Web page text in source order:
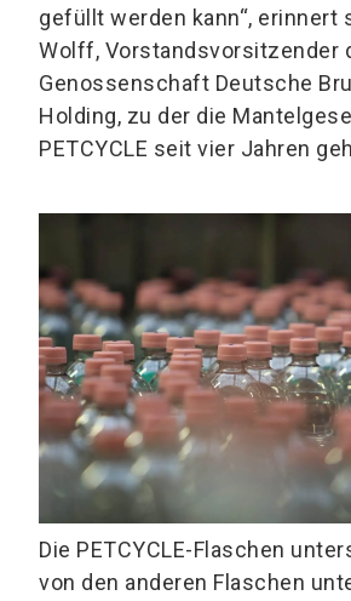
gefüllt werden kann“, erinnert
Wolff, Vorstandsvorsitzender
Genossenschaft Deutsche
Holding, zu der die
PETCYCLE seit vier Jahren
Die PETCYCLE-Flaschen
von den anderen Flaschen